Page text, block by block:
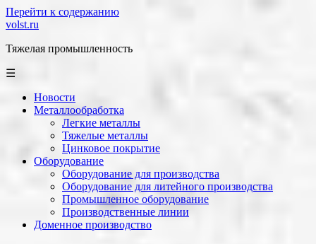
Перейти к содержанию
volst.ru
Тяжелая промышленность
☰
Новости
Металлообработка
Легкие металлы
Тяжелые металлы
Цинковое покрытие
Оборудование
Оборудование для производства
Оборудование для литейного производства
Промышленное оборудование
Производственные линии
Доменное производство